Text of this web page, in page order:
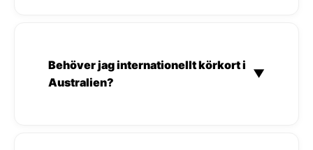
Behöver jag internationellt körkort i
Australien?
▼